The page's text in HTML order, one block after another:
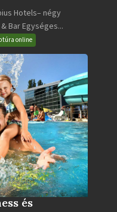
Hotels– négy
Bar Egységes...
online
és